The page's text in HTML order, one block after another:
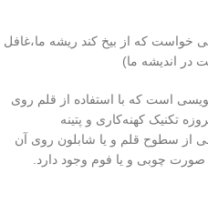
چوبی 2 سری (مدعی خواست که از بیخ کند ریشه ما،غافل
در اندیشه ما)
است که با استفاده از قلم روی
تکنیک کهنه‌کاری و پتینه
از سطوح قلم و یا شابلون روی آن
چوبی و یا فوم وجود دارد.